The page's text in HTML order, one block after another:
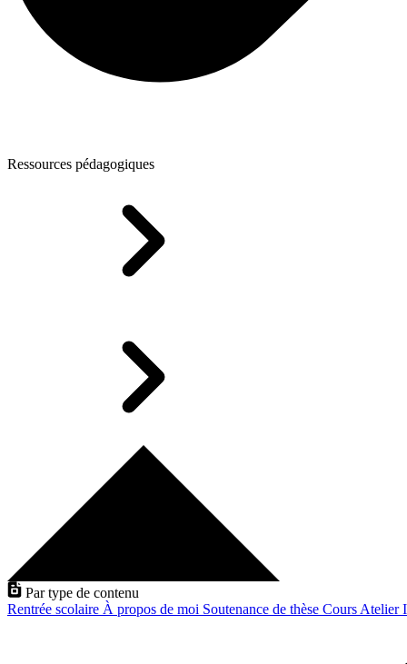
Ressources pédagogiques
Par type de contenu
Rentrée scolaire À propos de moi Soutenance de thèse Cours Atelier